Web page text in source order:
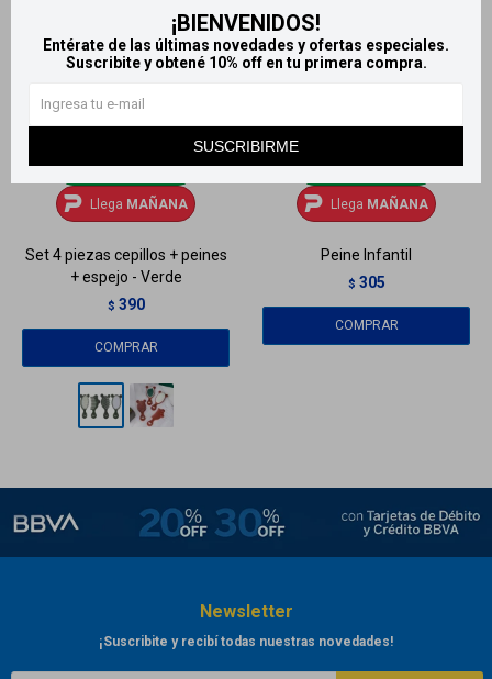
¡BIENVENIDOS!
Entérate de las últimas novedades y ofertas especiales.
Suscribite y obtené 10% off en tu primera compra.
SUSCRIBIRME
LlegaMAÑANA
Llega MAÑANA
Set 4 piezas cepillos + peines
+ espejo - Verde
$ 390
LlegaMAÑANA
Llega MAÑANA
Peine Infantil
$ 305
Newsletter
¡Suscribite y recibí todas nuestras novedades!